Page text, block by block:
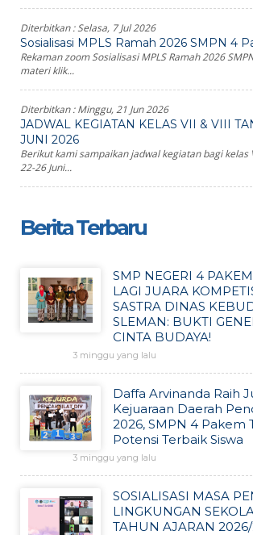
Diterbitkan :Selasa, 7 Jul 2026
Sosialisasi MPLS Ramah 2026 SMPN 4
Rekaman zoom Sosialisasi MPLS Ramah 2026
materi klik...
Diterbitkan :Minggu, 21 Jun 2026
JADWAL KEGIATAN KELAS VII & VIII
JUNI 2026
Berikut kami sampaikan jadwal kegiatan bagi kelas
22-26 Juni...
Berita Terbaru
SMP NEGERI 4
LAGI JUARA
SASTRA DINAS
SLEMAN: BUKTI
CINTA BUDAYA!
3 minggu yang lalu
Daffa Arvinanda Raih
Kejuaraan Daerah
2026, SMPN 4 Pakem
Potensi Terbaik Siswa
3 minggu yang lalu
SOSIALISASI MASA
LINGKUNGAN
TAHUN AJARAN